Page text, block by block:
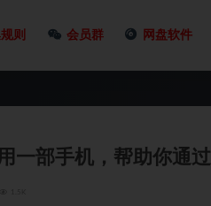
则 会员群 网盘软件
一部手机，帮助你通